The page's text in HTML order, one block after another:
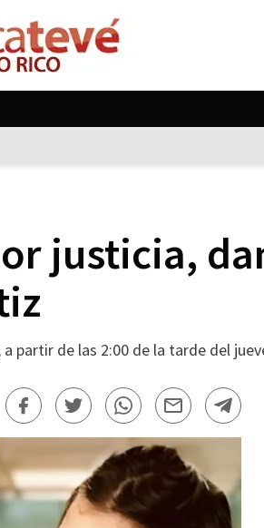
justicia,
partir de las 2:00 de la tarde del